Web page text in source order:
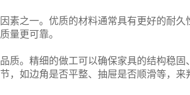
素之一。优质的材料通常具有更好的耐
量更可靠。
质。精细的做工可以确保家具的结构稳固
，如边角是否平整、抽屉是否顺滑等，来